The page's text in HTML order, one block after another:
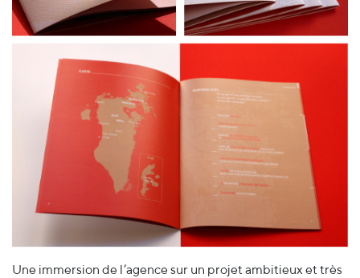
Une immersion de l’agence sur un projet ambitieux et très